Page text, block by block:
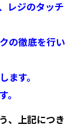
レジのタッチ
の徹底を行い
す。
、上記につき